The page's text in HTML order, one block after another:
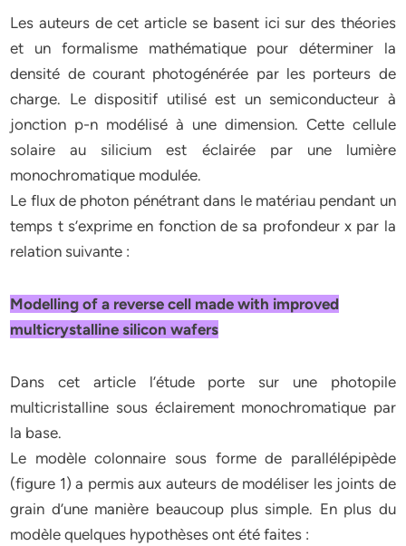
Les auteurs de cet article se basent ici sur des théories
et un formalisme mathématique pour déterminer la
densité de courant photogénérée par les porteurs de
charge. Le dispositif utilisé est un semiconducteur à
jonction p-n modélisé à une dimension. Cette cellule
solaire au silicium est éclairée par une lumière
monochromatique modulée.
Le flux de photon pénétrant dans le matériau pendant un
temps t s’exprime en fonction de sa profondeur x par la
relation suivante :
Modelling of a reverse cell made with improved
multicrystalline silicon wafers
Dans cet article l’étude porte sur une photopile
multicristalline sous éclairement monochromatique par
la base.
Le modèle colonnaire sous forme de parallélépipède
(figure 1) a permis aux auteurs de modéliser les joints de
grain d’une manière beaucoup plus simple. En plus du
modèle quelques hypothèses ont été faites :